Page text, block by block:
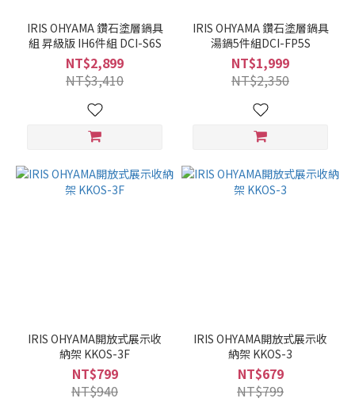
IRIS OHYAMA 鑽石塗層鍋具
組 昇級版 IH6件組 DCI-S6S
NT$2,899
NT$3,410
IRIS OHYAMA 鑽石塗層鍋具
湯鍋5件組DCI-FP5S
NT$1,999
NT$2,350
IRIS OHYAMA開放式展示收
納架 KKOS-3F
NT$799
NT$940
IRIS OHYAMA開放式展示收
納架 KKOS-3
NT$679
NT$799